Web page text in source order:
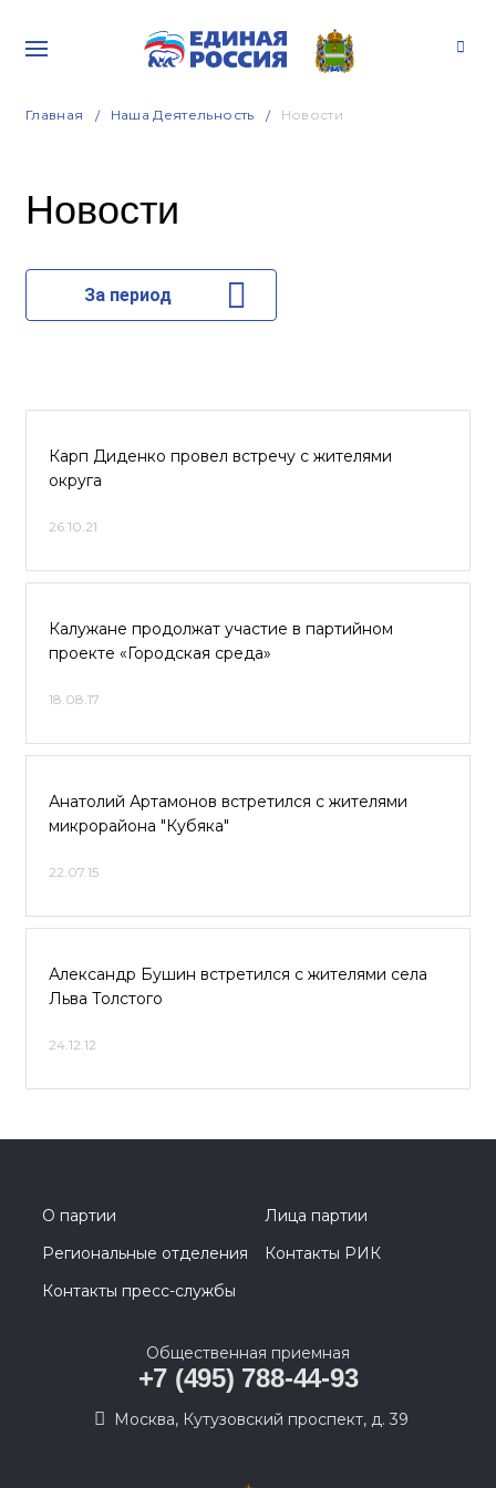
Главная Наша Деятельность Новости
Новости
За период
Карп Диденко провел встречу с жителями
округа
26.10.21
Калужане продолжат участие в партийном
проекте «Городская среда»
18.08.17
Анатолий Артамонов встретился с жителями
микрорайона "Кубяка"
22.07.15
Александр Бушин встретился с жителями села
Льва Толстого
24.12.12
О партии
Лица партии
Региональные отделения
Контакты РИК
Контакты пресс-службы
Общественная приемная
+7 (495) 788-44-93
Москва, Кутузовский проспект, д. 39